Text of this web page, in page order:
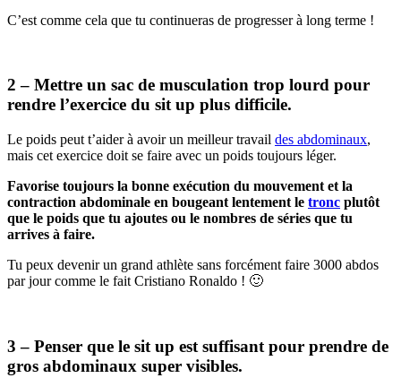
C’est comme cela que tu continueras de progresser à long terme !
2 – Mettre un sac de musculation trop lourd pour
rendre l’exercice du sit up plus difficile.
Le poids peut t’aider à avoir un meilleur travail des abdominaux,
mais cet exercice doit se faire avec un poids toujours léger.
Favorise toujours la bonne exécution du mouvement et la
contraction abdominale en bougeant lentement le tronc plutôt
que le poids que tu ajoutes ou le nombres de séries que tu
arrives à faire.
Tu peux devenir un grand athlète sans forcément faire 3000 abdos
par jour comme le fait Cristiano Ronaldo ! 🙂
3 – Penser que le sit up est suffisant pour prendre de
gros abdominaux super visibles.